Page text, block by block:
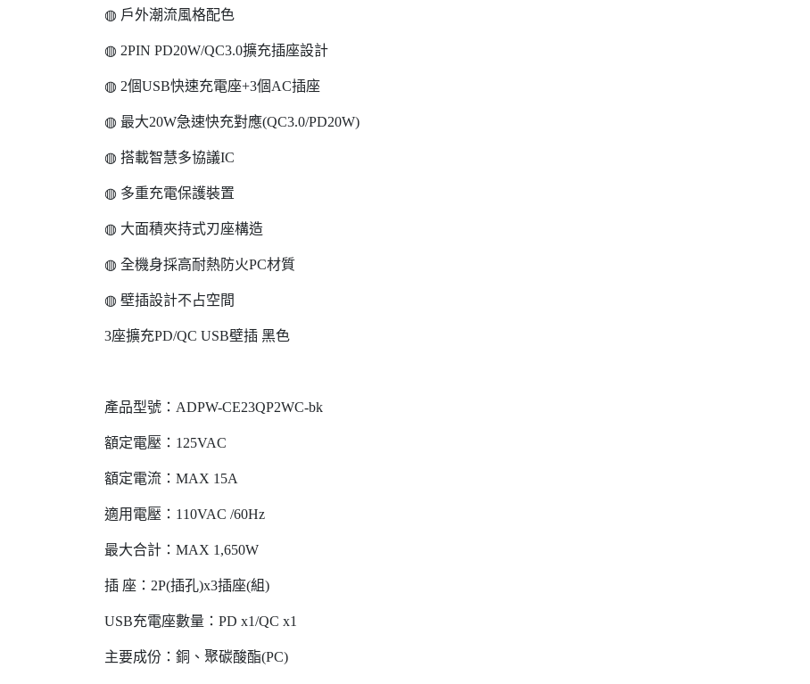
◍ 戶外潮流風格配色
◍ 2PIN PD20W/QC3.0擴充插座設計
◍ 2個USB快速充電座+3個AC插座
◍ 最大20W急速快充對應(QC3.0/PD20W)
◍ 搭載智慧多協議IC
◍ 多重充電保護裝置
◍ 大面積夾持式刃座構造
◍ 全機身採高耐熱防火PC材質
◍ 壁插設計不占空間
3座擴充PD/QC USB壁插 黑色
產品型號：ADPW-CE23QP2WC-bk
額定電壓：125VAC
額定電流：MAX 15A
適用電壓：110VAC /60Hz
最大合計：MAX 1,650W
插 座：2P(插孔)x3插座(組)
USB充電座數量：PD x1/QC x1
主要成份：銅、聚碳酸酯(PC)